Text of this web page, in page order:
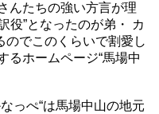
んたちの強い方言が理
役”となったのが弟・ カ
のでこのくらいで割愛し
るホームページ“馬場中
っぺ“は馬場中山の地元